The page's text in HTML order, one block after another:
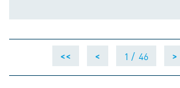
<< < 1 / 46 >